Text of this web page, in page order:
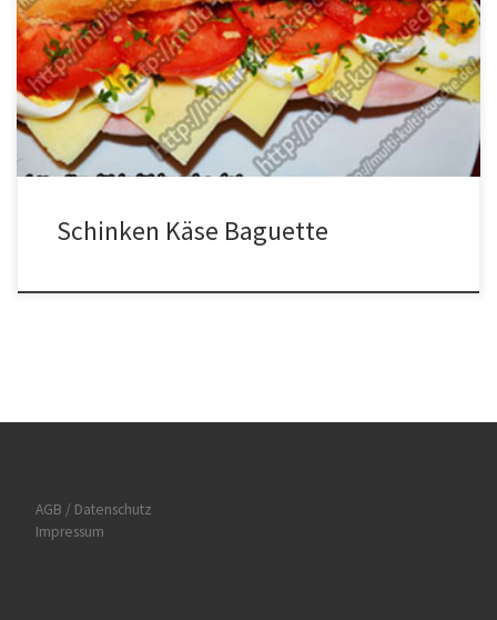
Käseetwas Gartenkresse30g KräuterbutterSalz Zubereitung für
Schinken Baguette Das Baguette durchschneiden und die untere
Hälfte mit der Kräuterbutter bestreichen. Nun mit dem halbierten
Schinken scheiben, dem klein geschnittenen Käse, den Eier
scheiben und den Tomaten scheiben belegen und […]
Schinken Käse Baguette
AGB / Datenschutz
Impressum